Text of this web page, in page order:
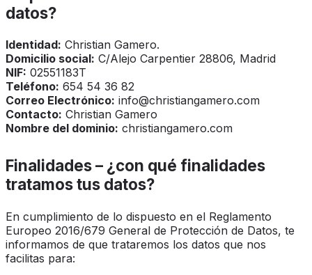
datos?
Identidad: Christian Gamero.
Domicilio social: C/Alejo Carpentier 28806, Madrid
NIF: 02551183T
Teléfono: 654 54 36 82
Correo Electrónico: info@christiangamero.com
Contacto: Christian Gamero
Nombre del dominio: christiangamero.com
Finalidades – ¿con qué finalidades
tratamos tus datos?
En cumplimiento de lo dispuesto en el Reglamento
Europeo 2016/679 General de Protección de Datos, te
informamos de que trataremos los datos que nos
facilitas para: